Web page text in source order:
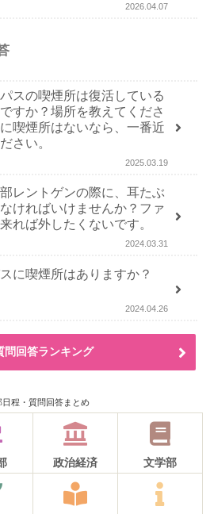
2026.04.07
スの喫煙所は復活している
すか？場所を教えてくださ
喫煙所はないなら、一番近
さい。
2025.03.19
レントゲンの際に、耳たぶ
ければいけませんか？ファ
れば外したくないです。
2024.03.31
に喫煙所はありますか？
2024.04.26
問回答ランキング
日程・質問回答まとめ
政治経済 文学部